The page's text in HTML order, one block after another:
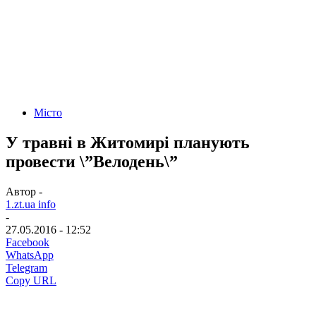
Місто
У травні в Житомирі планують
провести \”Велодень\”
Автор -
1.zt.ua info
-
27.05.2016 - 12:52
Facebook
WhatsApp
Telegram
Copy URL